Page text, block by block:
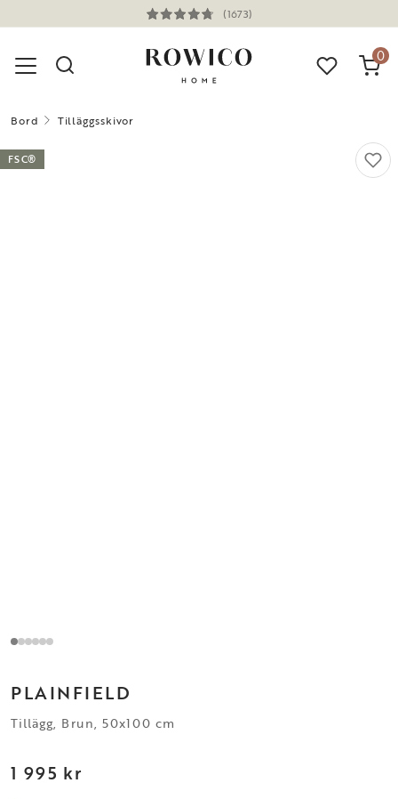
(1673)
0
Bord Tilläggsskivor
FSC®
PLAINFIELD
Tillägg, Brun, 50x100 cm
1 995 kr